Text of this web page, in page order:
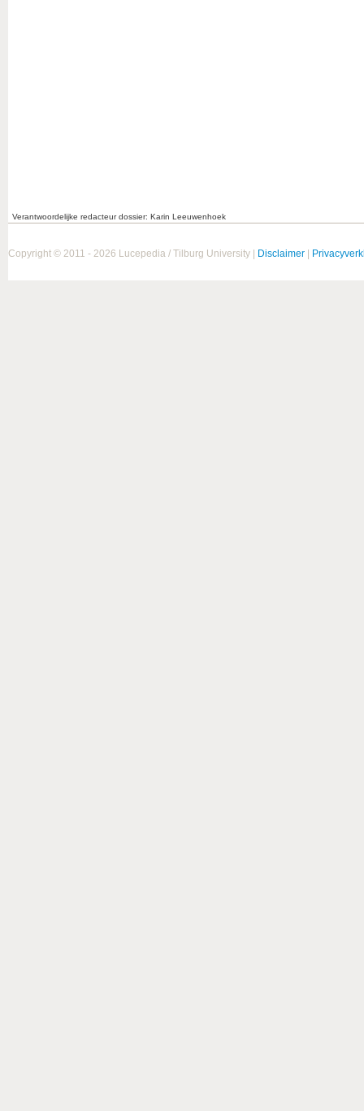
Verantwoordelijke redacteur dossier: Karin Leeuwenhoek
Copyright © 2011 - 2026 Lucepedia / Tilburg University | Disclaimer